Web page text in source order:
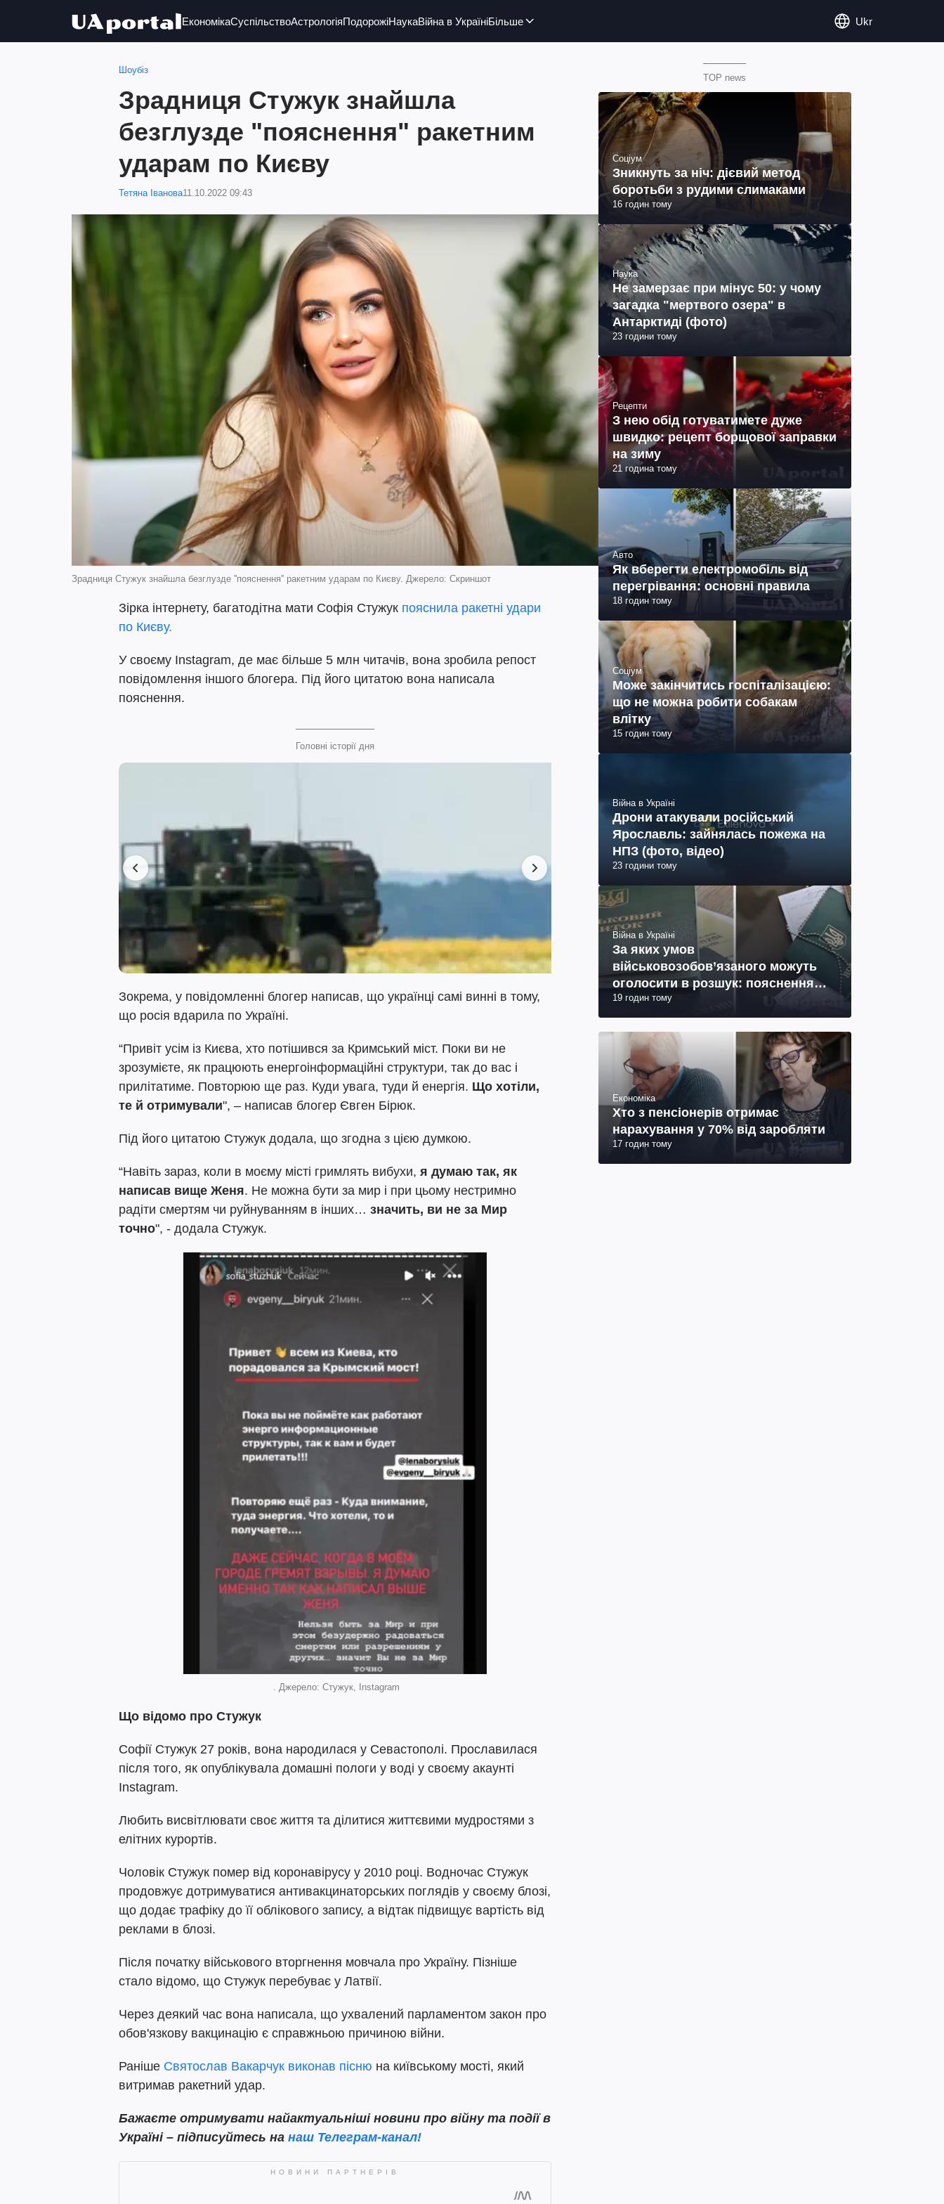
ЕкономікаСуспільствоАстрологіяПодорожіНаукаВійна в УкраїніБільше Ukr
Шоубіз
Зрадниця Стужук знайшла
безглузде "пояснення" ракетним
ударам по Києву
Тетяна Іванова11.10.2022 09:43
Зрадниця Стужук знайшла безглузде ''пояснення'' ракетним ударам по Києву. Джерело: Скриншот
Зірка інтернету, багатодітна мати Софія Стужук пояснила ракетні удари
по Києву.
У своєму Instagram, де має більше 5 млн читачів, вона зробила репост
повідомлення іншого блогера. Під його цитатою вона написала
пояснення.
Головні історії дня
Зокрема, у повідомленні блогер написав, що українці самі винні в тому,
що росія вдарила по Україні.
“Привіт усім із Києва, хто потішився за Кримський міст. Поки ви не
зрозумієте, як працюють енергоінформаційні структури, так до вас і
прилітатиме. Повторюю ще раз. Куди увага, туди й енергія. Що хотіли,
те й отримували", – написав блогер Євген Бірюк.
Під його цитатою Стужук додала, що згодна з цією думкою.
“Навіть зараз, коли в моєму місті гримлять вибухи, я думаю так, як
написав вище Женя. Не можна бути за мир і при цьому нестримно
радіти смертям чи руйнуванням в інших… значить, ви не за Мир
точно", - додала Стужук.
. Джерело: Стужук, Instagram
Що відомо про Стужук
Софії Стужук 27 років, вона народилася у Севастополі. Прославилася
після того, як опублікувала домашні пологи у воді у своєму акаунті
Instagram.
Любить висвітлювати своє життя та ділитися життєвими мудростями з
елітних курортів.
Чоловік Стужук помер від коронавірусу у 2010 році. Водночас Стужук
продовжує дотримуватися антивакцинаторських поглядів у своєму блозі,
що додає трафіку до її облікового запису, а відтак підвищує вартість від
реклами в блозі.
Після початку військового вторгнення мовчала про Україну. Пізніше
стало відомо, що Стужук перебуває у Латвії.
Через деякий час вона написала, що ухвалений парламентом закон про
обов'язкову вакцинацію є справжньою причиною війни.
Раніше Святослав Вакарчук виконав пісню на київському мості, який
витримав ракетний удар.
Бажаєте отримувати найактуальніші новини про війну та події в
Україні – підписуйтесь на наш Телеграм-канал!
TOP news
Соціум
Зникнуть за ніч: дієвий метод
боротьби з рудими слимаками
16 годин тому
Наука
Не замерзає при мінус 50: у чому
загадка "мертвого озера" в
Антарктиді (фото)
23 години тому
Рецепти
З нею обід готуватимете дуже
швидко: рецепт борщової заправки
на зиму
21 година тому
Авто
Як вберегти електромобіль від
перегрівання: основні правила
18 годин тому
Соціум
Може закінчитись госпіталізацією:
що не можна робити собакам
влітку
15 годин тому
Війна в Україні
Дрони атакували російський
Ярославль: зайнялась пожежа на
НПЗ (фото, відео)
23 години тому
Війна в Україні
За яких умов
військовозобов’язаного можуть
оголосити в розшук: пояснення
юриста
19 годин тому
Економіка
Хто з пенсіонерів отримає
нарахування у 70% від заробляти
17 годин тому